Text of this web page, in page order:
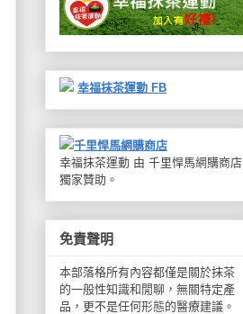
幸福抹茶運動 FB
千里悍馬網購商店
幸福抹茶運動 由 千里悍馬網購商店
獨家贊助。
免責聲明
本部落格所有內容都僅是關於抹茶
的一般性知識和閒聊，無關特定產
品，更不是任何形態的醫療建議。